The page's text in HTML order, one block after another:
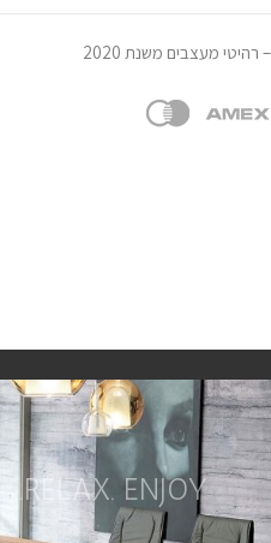
מעצבים משנת 2020
RELAX. ENJOY.